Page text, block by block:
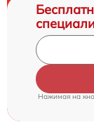
Нажимая на